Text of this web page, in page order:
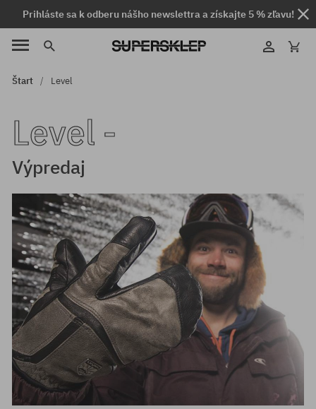
Prihláste sa k odberu nášho newslettra a získajte 5 % zľavu!
Štart Level
Level -
Výpredaj